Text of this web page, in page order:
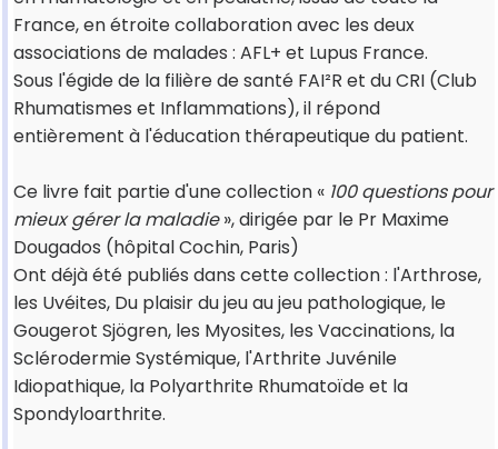
France, en étroite collaboration avec les deux
associations de malades : AFL+ et Lupus France.
Sous l'égide de la filière de santé FAI²R et du CRI (Club
Rhumatismes et Inflammations), il répond
entièrement à l'éducation thérapeutique du patient.
Ce livre fait partie d'une collection « 100 questions pour
mieux gérer la maladie», dirigée par le Pr Maxime
Dougados (hôpital Cochin, Paris)
Ont déjà été publiés dans cette collection : l'Arthrose,
les Uvéites, Du plaisir du jeu au jeu pathologique, le
Gougerot Sjögren, les Myosites, les Vaccinations, la
Sclérodermie Systémique, l'Arthrite Juvénile
Idiopathique, la Polyarthrite Rhumatoïde et la
Spondyloarthrite.